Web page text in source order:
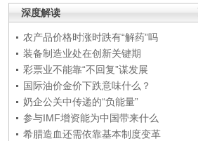
深度解读
农产品价格时涨时跌有“解药”吗
装备制造业处在创新关键期
彩票业不能靠“不回复”谋发展
国际油价金价下跌意味什么？
奶企公关中传递的“负能量”
参与IMF增资能为中国带来什么
希腊造血还需依靠基本制度变革